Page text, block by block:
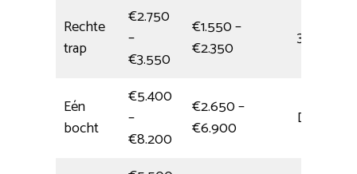
Rechte
trap
€2.750
–
€3.550
€1.550 –
€2.350
3,5 uur
Eén
bocht
€5.400
–
€8.200
€2.650 –
€6.900
Dagdeel